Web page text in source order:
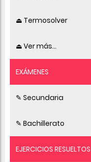
⏏ Termosolver
⏏ Ver más...
EXÁMENES
✎ Secundaria
✎ Bachillerato
EJERCICIOS RESUELTOS